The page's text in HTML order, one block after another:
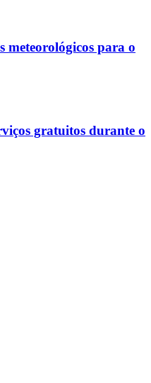
meteorológicos para o
gratuitos durante o